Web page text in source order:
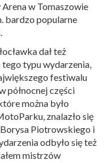
w Tomaszowie
bardzo popularne
dał też
typu wydarzenia,
festiwalu
północnej części
można było
znalazło się
Piotrowskiego i
odbyło się też
mistrzów